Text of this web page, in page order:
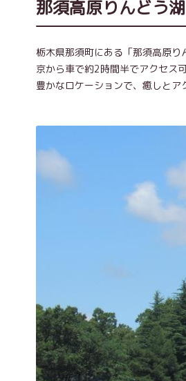
那須高原りんどう
栃木県那須町にある「那須高原
京から車で約2時間半でアクセス
豊かなロケーションで、癒しとア